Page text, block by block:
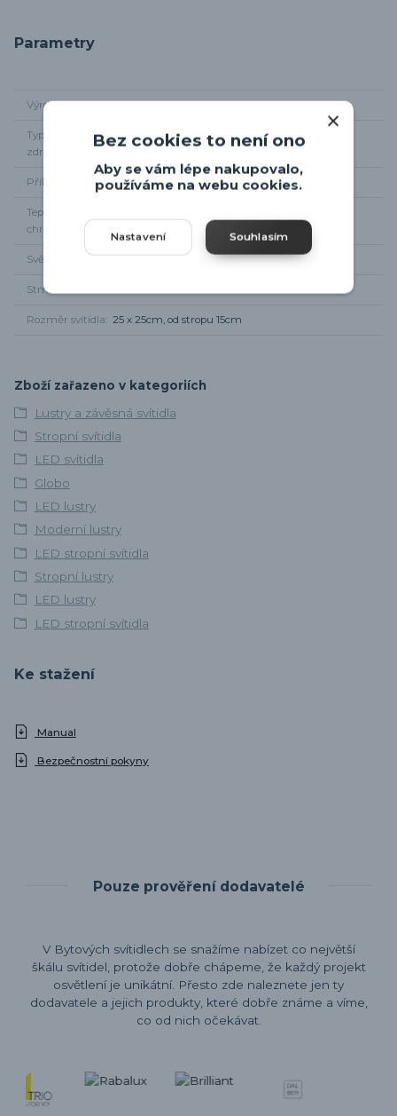
Parametry
Výrobce Globo
Typ světelného
zdroje
integrované LED
Příkon 12W
Teplota
chromatičnosti
Světelný tok
Stmívání
Rozměr svítidla 25 x 25cm, od stropu 15cm
Zboží zařazeno v kategoriích
Lustry a závěsná svítidla
Stropní svítidla
LED svítidla
Globo
LED lustry
Moderní lustry
LED stropní svítidla
Stropní lustry
LED lustry
LED stropní svítidla
Ke stažení
Manual
Bezpečnostní pokyny
Pouze prověření dodavatelé
V Bytových svítidlech se snažíme nabízet co největší
škálu svítidel, protože dobře chápeme, že každý projekt
osvětlení je unikátní. Přesto zde naleznete jen ty
dodavatele a jejich produkty, které dobře známe a víme,
co od nich očekávat.
Bez cookies to není ono
Aby se vám lépe nakupovalo,
používáme na webu cookies.
Nastavení Souhlasím